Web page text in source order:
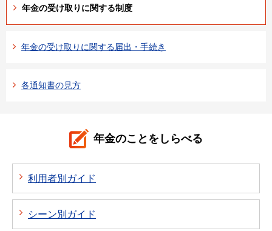
年金の受け取りに関する制度
年金の受け取りに関する届出・手続き
各通知書の見方
年金のことをしらべる
利用者別ガイド
シーン別ガイド